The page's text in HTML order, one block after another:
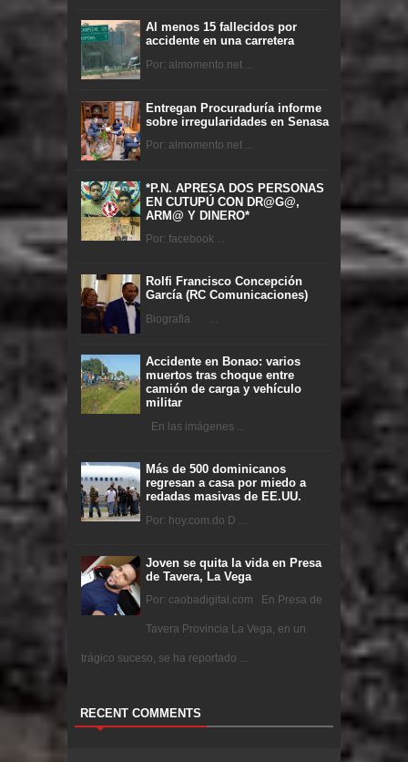
Al menos 15 fallecidos por
accidente en una carretera
Por: almomento.net ...
Entregan Procuraduría informe
sobre irregularidades en Senasa
Por: almomento.net ...
*P.N. APRESA DOS PERSONAS
EN CUTUPÚ CON DR@G@,
ARM@ Y DINERO*
Por: facebook ...
Rolfi Francisco Concepción
García (RC Comunicaciones)
Biografia ...
Accidente en Bonao: varios
muertos tras choque entre
camión de carga y vehículo
militar
En las imágenes ...
Más de 500 dominicanos
regresan a casa por miedo a
redadas masivas de EE.UU.
Por: hoy.com.do D ...
Joven se quita la vida en Presa
de Tavera, La Vega
Por: caobadigital.com En Presa de
Tavera Provincia La Vega, en un
trágico suceso, se ha reportado ...
RECENT COMMENTS